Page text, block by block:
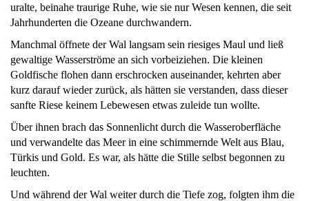
uralte, beinahe traurige Ruhe, wie sie nur Wesen kennen, die seit
Jahrhunderten die Ozeane durchwandern.
Manchmal öffnete der Wal langsam sein riesiges Maul und ließ
gewaltige Wasserströme an sich vorbeiziehen. Die kleinen
Goldfische flohen dann erschrocken auseinander, kehrten aber
kurz darauf wieder zurück, als hätten sie verstanden, dass dieser
sanfte Riese keinem Lebewesen etwas zuleide tun wollte.
Über ihnen brach das Sonnenlicht durch die Wasseroberfläche
und verwandelte das Meer in eine schimmernde Welt aus Blau,
Türkis und Gold. Es war, als hätte die Stille selbst begonnen zu
leuchten.
Und während der Wal weiter durch die Tiefe zog, folgten ihm die